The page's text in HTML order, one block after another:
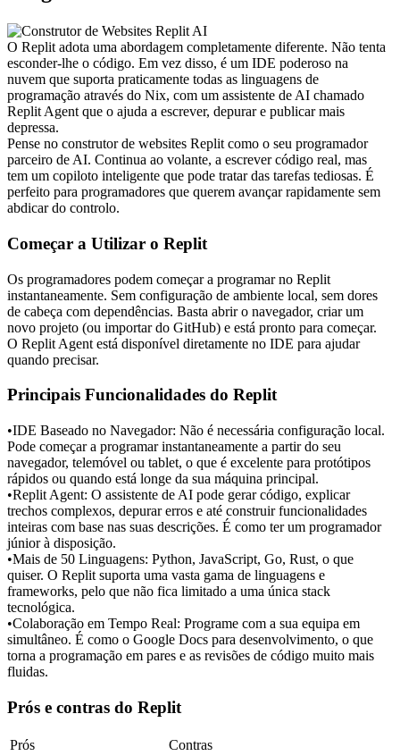
O Replit adota uma abordagem completamente diferente. Não tenta
esconder-lhe o código. Em vez disso, é um IDE poderoso na
nuvem que suporta praticamente todas as linguagens de
programação através do Nix, com um assistente de AI chamado
Replit Agent que o ajuda a escrever, depurar e publicar mais
depressa.
Pense no construtor de websites Replit como o seu programador
parceiro de AI. Continua ao volante, a escrever código real, mas
tem um copiloto inteligente que pode tratar das tarefas tediosas. É
perfeito para programadores que querem avançar rapidamente sem
abdicar do controlo.
Começar a Utilizar o Replit
Os programadores podem começar a programar no Replit
instantaneamente. Sem configuração de ambiente local, sem dores
de cabeça com dependências. Basta abrir o navegador, criar um
novo projeto (ou importar do GitHub) e está pronto para começar.
O Replit Agent está disponível diretamente no IDE para ajudar
quando precisar.
Principais Funcionalidades do Replit
•IDE Baseado no Navegador: Não é necessária configuração local.
Pode começar a programar instantaneamente a partir do seu
navegador, telemóvel ou tablet, o que é excelente para protótipos
rápidos ou quando está longe da sua máquina principal.
•Replit Agent: O assistente de AI pode gerar código, explicar
trechos complexos, depurar erros e até construir funcionalidades
inteiras com base nas suas descrições. É como ter um programador
júnior à disposição.
•Mais de 50 Linguagens: Python, JavaScript, Go, Rust, o que
quiser. O Replit suporta uma vasta gama de linguagens e
frameworks, pelo que não fica limitado a uma única stack
tecnológica.
•Colaboração em Tempo Real: Programe com a sua equipa em
simultâneo. É como o Google Docs para desenvolvimento, o que
torna a programação em pares e as revisões de código muito mais
fluidas.
Prós e contras do Replit
Prós
Contras